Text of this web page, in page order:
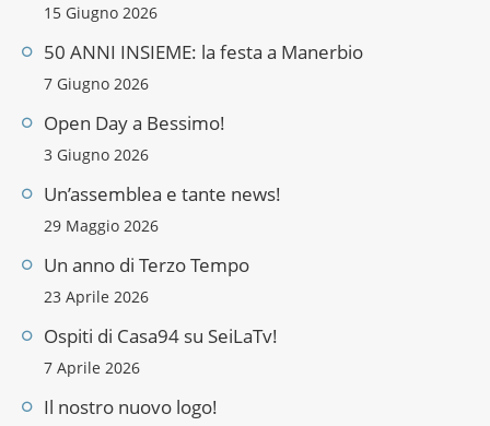
15 Giugno 2026
50 ANNI INSIEME: la festa a Manerbio
7 Giugno 2026
Open Day a Bessimo!
3 Giugno 2026
Un’assemblea e tante news!
29 Maggio 2026
Un anno di Terzo Tempo
23 Aprile 2026
Ospiti di Casa94 su SeiLaTv!
7 Aprile 2026
Il nostro nuovo logo!